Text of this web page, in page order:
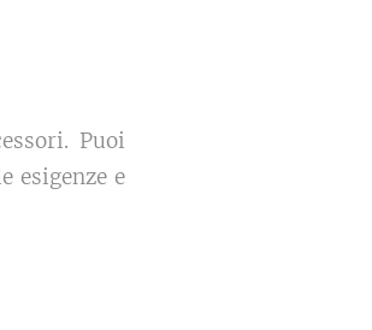
Puoi
esigenze e